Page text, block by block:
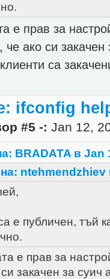
е прав за
че ако си
са
ifconfig
#5 -: Jan 12,
BRADATA в Jan
ntehmendzhiev
е публичен, тъй
е прав за
закачен за